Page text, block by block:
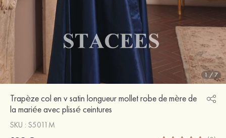
1 /7
Trapèze col en v satin longueur mollet robe de mère de
la mariée avec plissé ceintures
SKU : S5011M